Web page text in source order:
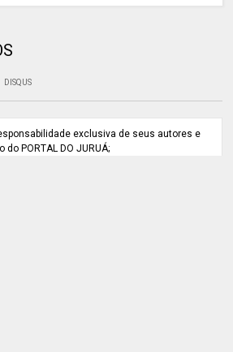
DISQUS
exclusiva de seus autores e
PORTAL DO JURUÁ;